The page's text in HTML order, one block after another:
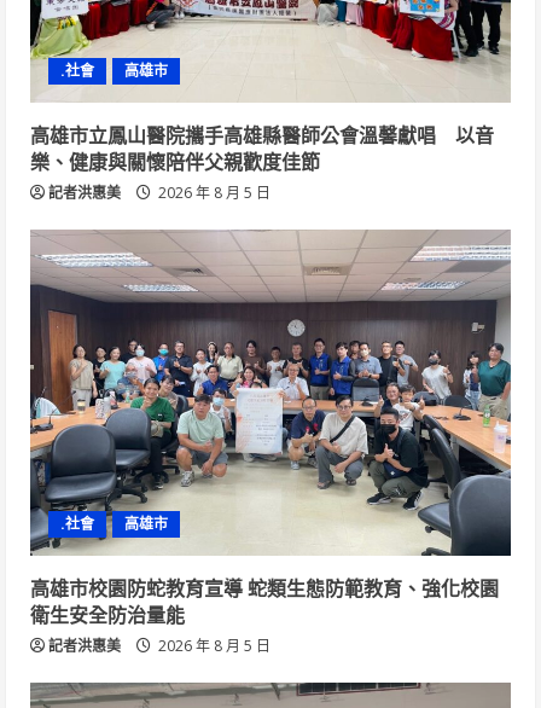
.社會 高雄市
高雄市立鳳山醫院攜手高雄縣醫師公會溫馨獻唱 以音
樂、健康與關懷陪伴父親歡度佳節
記者洪惠美 2026 年 8 月 5 日
.社會 高雄市
高雄市校園防蛇教育宣導 蛇類生態防範教育、強化校園
衛生安全防治量能
記者洪惠美 2026 年 8 月 5 日